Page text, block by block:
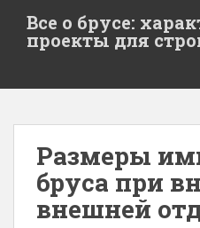
t
Все о брусе:
проекты для
Размеры
бруса при
внешней